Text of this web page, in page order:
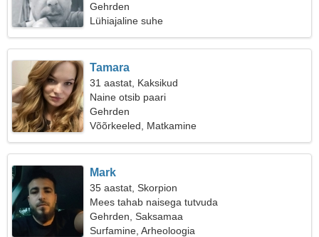
Gehrden
Lühiajaline suhe
Tamara
31 aastat, Kaksikud
Naine otsib paari
Gehrden
Võõrkeeled, Matkamine
Mark
35 aastat, Skorpion
Mees tahab naisega tutvuda
Gehrden, Saksamaa
Surfamine, Arheoloogia